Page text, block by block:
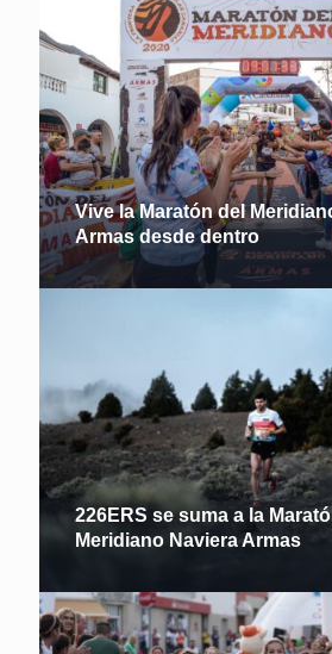
Vive la Maratón del
Armas desde dentro
226ERS se suma a la
Meridiano Naviera Armas